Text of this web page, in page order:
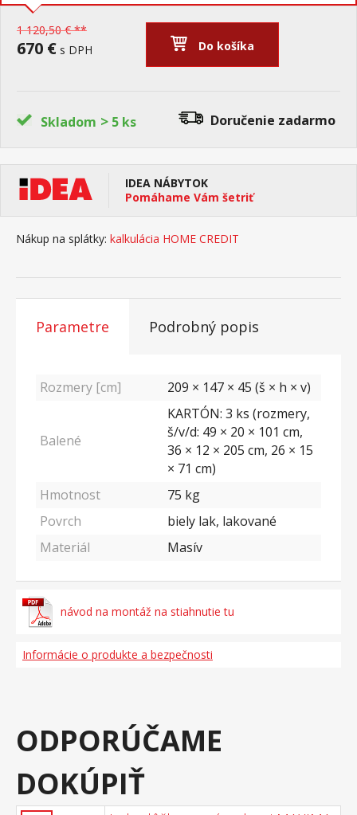
1 120,50 € **
670 € s DPH Do košíka
Skladom > 5 ks Doručenie zadarmo
IDEA NÁBYTOK
Pomáhame Vám šetriť
Nákup na splátky: kalkulácia HOME CREDIT
Parametre Podrobný popis
Rozmery [cm] 209 × 147 × 45 (š × h × v)
Balené
KARTÓN: 3 ks (rozmery,
š/v/d: 49 × 20 × 101 cm,
36 × 12 × 205 cm, 26 × 15
× 71 cm)
Hmotnost
75 kg
Povrch
biely lak, lakované
Materiál
Masív
návod na montáž na stiahnutie tu
Informácie o produkte a bezpečnosti
ODPORÚČAME
DOKÚPIŤ